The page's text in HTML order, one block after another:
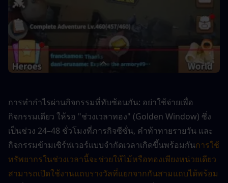
การทำกำไรผ่านกิจกรรมที่ทับซ้อนกัน: อย่าใช้จ่ายเพื่อ
กิจกรรมเดียว ให้รอ "ช่วงเวลาทอง" (Golden Window) ซึ่ง
เป็นช่วง 24–48 ชั่วโมงที่ภารกิจซีซั่น, คำท้าทายรายวัน และ
กิจกรรมข้ามเซิร์ฟเวอร์แบบจำกัดเวลาเกิดขึ้นพร้อมกันการใช้
ทรัพยากรในช่วงเวลานี้จะช่วยให้ไม้หรือทองเพียงหน่วยเดียว
สามารถเปิดใช้งานแถบรางวัลที่แยกจากกันสามแถบได้พร้อม